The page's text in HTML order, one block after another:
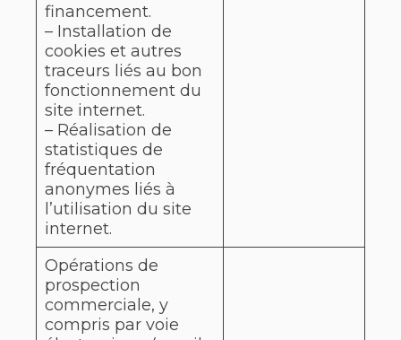
financement.
– Installation de
cookies et autres
traceurs liés au bon
fonctionnement du
site internet.
– Réalisation de
statistiques de
fréquentation
anonymes liés à
l’utilisation du site
internet.
Opérations de
prospection
commerciale, y
compris par voie